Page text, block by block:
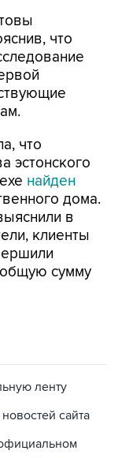
что
что
эстонского
найден
дома.
в
клиенты
сумму
ленту
сайта